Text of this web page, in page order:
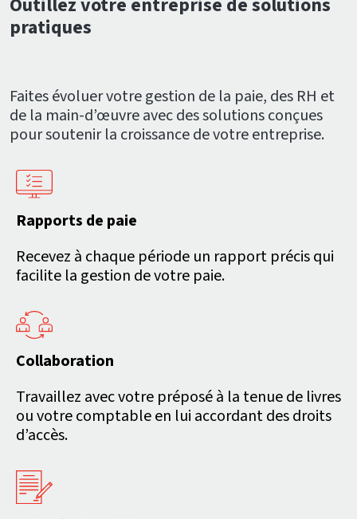
pratiques
Faites évoluer votre gestion de la paie, des RH et
de la main-d’œuvre avec des solutions conçues
pour soutenir la croissance de votre entreprise.
Rapports de paie
Recevez à chaque période un rapport précis qui
facilite la gestion de votre paie.
Collaboration
Travaillez avec votre préposé à la tenue de livres
ou votre comptable en lui accordant des droits
d’accès.